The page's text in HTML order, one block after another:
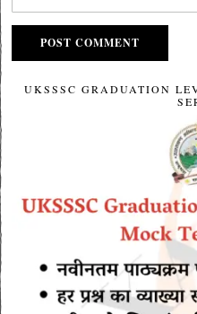
UKSSSC GRADUATION